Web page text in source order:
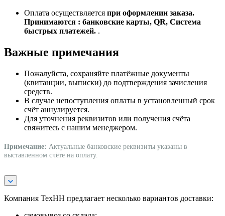
Оплата осуществляется при оформлении заказа.
Принимаются : банковские карты, QR, Система
быстрых платежей. .
Важные примечания
Пожалуйста, сохраняйте платёжные документы
(квитанции, выписки) до подтверждения зачисления
средств.
В случае непоступления оплаты в установленный срок
счёт аннулируется.
Для уточнения реквизитов или получения счёта
свяжитесь с нашим менеджером.
Примечание: Актуальные банковские реквизиты указаны в
выставленном счёте на оплату.
Компания ТехНН предлагает несколько вариантов доставки: